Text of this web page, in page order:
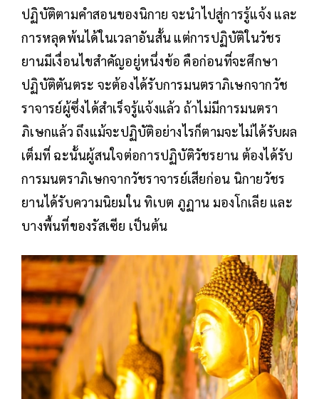
ปฏิบัติตามคำสอนของนิกาย จะนำไปสู่การรู้แจ้ง และ
การหลุดพ้นได้ในเวลาอันสั้น แต่การปฏิบัติในวัชร
ยานมีเงื่อนไขสำคัญอยู่หนึ่งข้อ คือก่อนที่จะศึกษา
ปฏิบัติตันตระ จะต้องได้รับการมนตราภิเษกจากวัช
ราจารย์ผู้ซึ่งได้สำเร็จรู้แจ้งแล้ว ถ้าไม่มีการมนตรา
ภิเษกแล้ว ถึงแม้จะปฏิบัติอย่างไรก็ตามจะไม่ได้รับผล
เต็มที่ ฉะนั้นผู้สนใจต่อการปฏิบัติวัชรยาน ต้องได้รับ
การมนตราภิเษกจากวัชราจารย์เสียก่อน นิกายวัชร
ยานได้รับความนิยมใน ทิเบต ภูฏาน มองโกเลีย และ
บางพื้นที่ของรัสเซีย เป็นต้น